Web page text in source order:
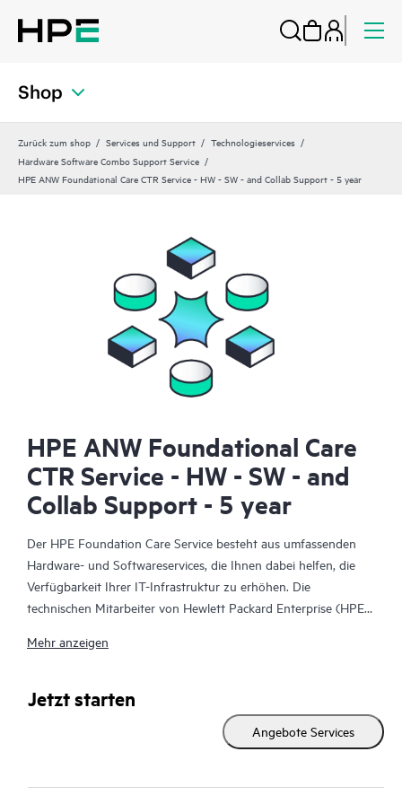
Shop
Zurück zum shop Services und Support
Technologieservices
Hardware Software Combo Support Service
HPE ANW Foundational Care CTR Service - HW - SW - and Collab Support - 5 year
HPE ANW Foundational Care
CTR Service - HW - SW - and
Collab Support - 5 year
Der HPE Foundation Care Service besteht aus umfassenden
Hardware- und Softwareservices, die Ihnen dabei helfen, die
Verfügbarkeit Ihrer IT-Infrastruktur zu erhöhen. Die
technischen Mitarbeiter von Hewlett Packard Enterprise (HPE)
Behebung von Hardware- und Softwareproblemen zu
ausgewählter anderer Anbieter auftreten.
Für Hardwareprodukte, die durch HPE Foundation Care
Mehr anzeigen
Jetzt starten
Angebote Services